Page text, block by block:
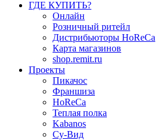
ГДЕ КУПИТЬ?
Онлайн
Розничный ритейл
Дистрибьюторы HoReCa
Карта магазинов
shop.remit.ru
Проекты
Пикачос
Франшиза
HoReCa
Теплая полка
Kabanos
Су-Вид